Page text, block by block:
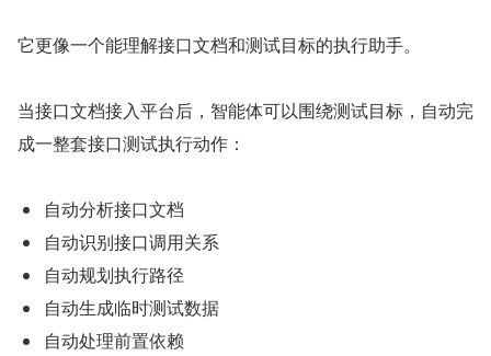
它更像一个能理解接口文档和测试目标的执行助手。
当接口文档接入平台后，智能体可以围绕测试目标，自动完
成一整套接口测试执行动作：
自动分析接口文档
自动识别接口调用关系
自动规划执行路径
自动生成临时测试数据
自动处理前置依赖